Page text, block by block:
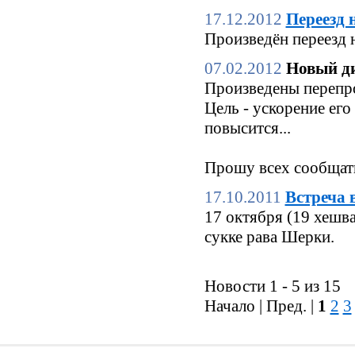
17.12.2012 Переезд
Произведён переезд
07.02.2012 Новый
Произведены
Цель - ускорение
повысится...
Прошу всех
17.10.2011 Встреча
17 октября (19
сукке рава Шерки.
Новости 1 - 5 из 15
Начало | Пред. | 1 2 3